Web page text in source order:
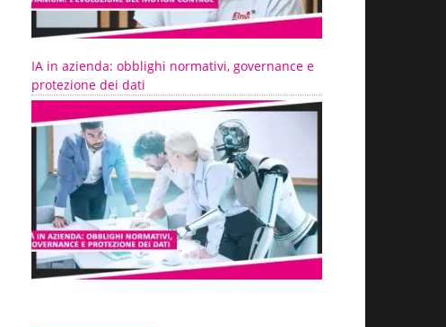
IA in azienda: obblighi normativi, governance e
protezione dei dati